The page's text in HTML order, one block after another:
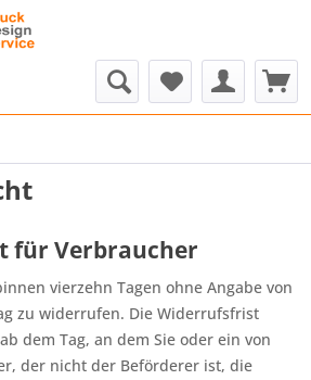
für Verbraucher
vierzehn Tagen ohne Angabe von
zu widerrufen. Die Widerrufsfrist
dem Tag, an dem Sie oder ein von
der nicht der Beförderer ist, die